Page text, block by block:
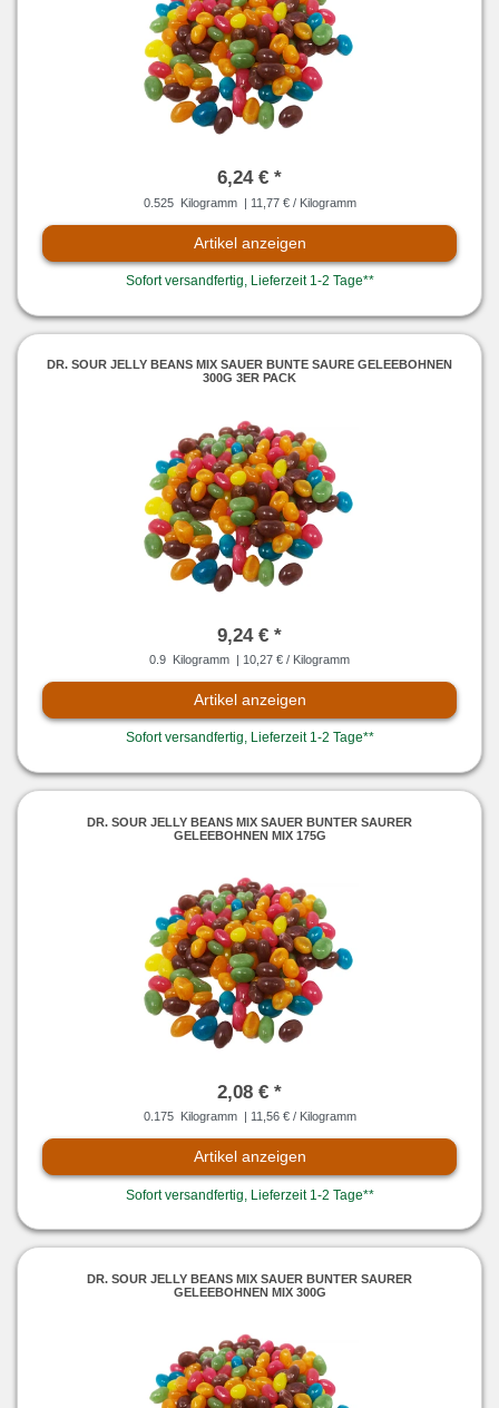
6,24 € *
0.525 Kilogramm | 11,77 € / Kilogramm
Artikel anzeigen
Sofort versandfertig, Lieferzeit 1-2 Tage**
DR. SOUR JELLY BEANS MIX SAUER BUNTE SAURE GELEEBOHNEN
300G 3ER PACK
9,24 € *
0.9 Kilogramm | 10,27 € / Kilogramm
Artikel anzeigen
Sofort versandfertig, Lieferzeit 1-2 Tage**
DR. SOUR JELLY BEANS MIX SAUER BUNTER SAURER
GELEEBOHNEN MIX 175G
2,08 € *
0.175 Kilogramm | 11,56 € / Kilogramm
Artikel anzeigen
Sofort versandfertig, Lieferzeit 1-2 Tage**
DR. SOUR JELLY BEANS MIX SAUER BUNTER SAURER
GELEEBOHNEN MIX 300G